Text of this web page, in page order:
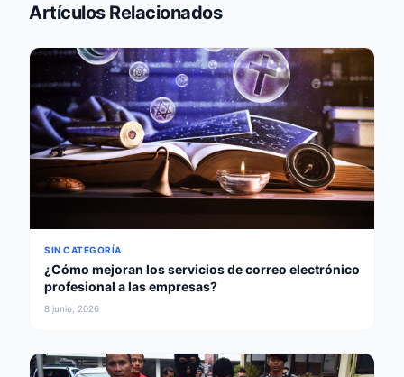
Artículos Relacionados
SIN CATEGORÍA
¿Cómo mejoran los servicios de correo electrónico
profesional a las empresas?
8 junio, 2026